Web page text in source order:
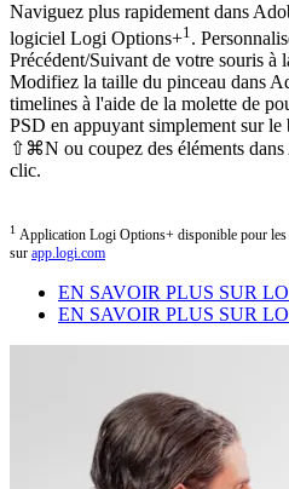
Naviguez plus rapidement dans
logiciel Logi Options+1.
Précédent/Suivant de votre souris à
Modifiez la taille du pinceau dans
timelines à l'aide de la molette de
PSD en appuyant simplement sur
⇧⌘N ou coupez des éléments dans
clic.
1 Application Logi Options+ disponible pour les
sur app.logi.com
EN SAVOIR PLUS SUR
EN SAVOIR PLUS SUR